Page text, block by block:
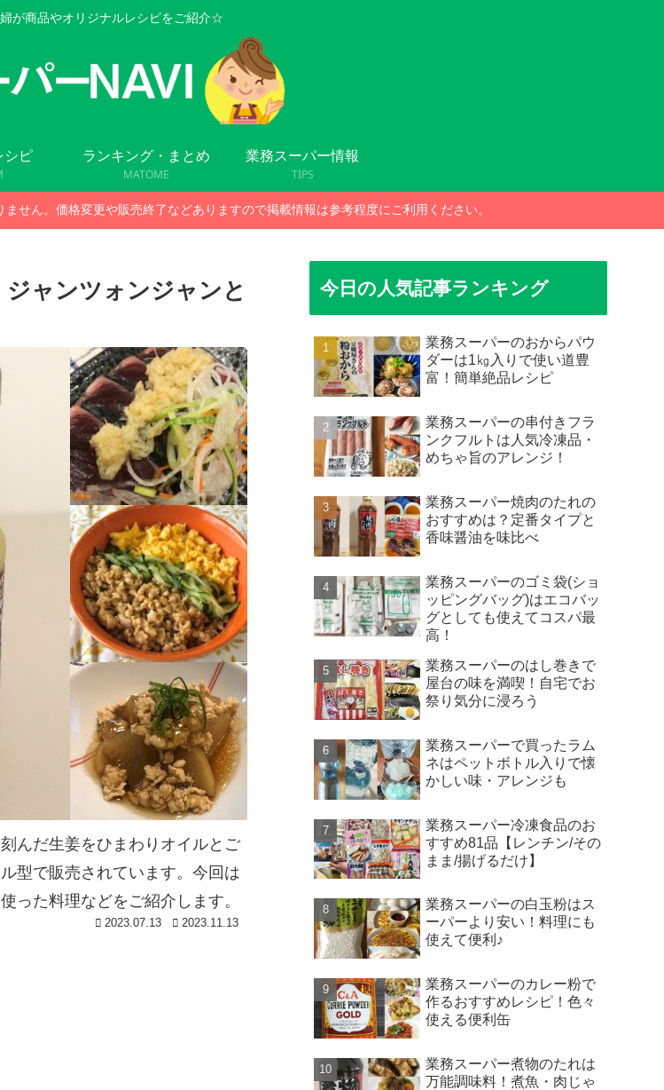
が商品やオリジナルレシピをご紹介☆
シピ
ランキング・まとめ
MATOME
業務スーパー情報
TIPS
せん。価格変更や販売終了などありますので掲載情報は参考程度にご利用ください。
ャンツォンジャンと
んだ生姜をひまわりオイルとご
型で販売されています。今回は
った料理などをご紹介します。
2023.07.13 2023.11.13
今日の人気記事ランキング
業務スーパーのおからパウ
ダーは1㎏入りで使い道豊
富！簡単絶品レシピ
業務スーパーの串付きフラ
ンクフルトは人気冷凍品・
めちゃ旨のアレンジ！
業務スーパー焼肉のたれの
おすすめは？定番タイプと
香味醤油を味比べ
業務スーパーのゴミ袋(ショ
ッピングバッグ)はエコバッ
グとしても使えてコスパ最
高！
業務スーパーのはし巻きで
屋台の味を満喫！自宅でお
祭り気分に浸ろう
業務スーパーで買ったラム
ネはペットボトル入りで懐
かしい味・アレンジも
業務スーパー冷凍食品のお
すすめ81品【レンチン/その
まま/揚げるだけ】
業務スーパーの白玉粉はス
ーパーより安い！料理にも
使えて便利♪
業務スーパーのカレー粉で
作るおすすめレシピ！色々
使える便利缶
業務スーパー煮物のたれは
万能調味料！煮魚・肉じゃ